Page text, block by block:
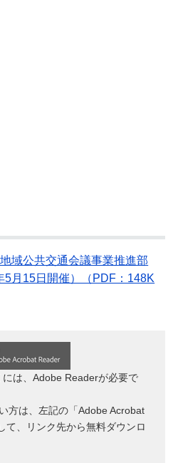
域公共交通会議事業推進部
月15日開催）（PDF：148K
は、Adobe Readerが必要で
方は、左記の「Adobe Acrobat
て、リンク先から無料ダウンロ